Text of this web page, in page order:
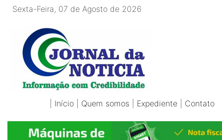
Sexta-Feira, 07 de Agosto de 2026
Início Quem somos Expediente Contato